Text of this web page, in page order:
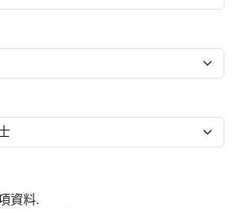
資料.